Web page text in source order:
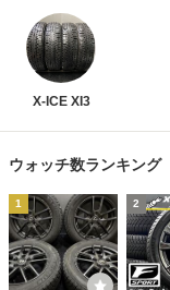
X-ICE XI3
ウォッチ数ランキング
1 2